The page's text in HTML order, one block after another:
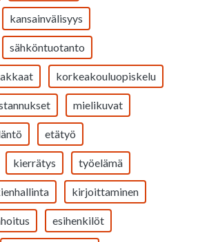
kansainvälisyys
sähköntuotanto
korkeakouluopiskelu
mielikuvat
etätyö
kierrätys työelämä
kirjoittaminen
esihenkilöt